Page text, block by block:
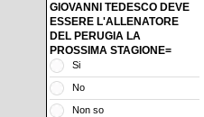
GIOVANNI TEDESCO DEVE
ESSERE L'ALLENATORE
DEL PERUGIA LA
PROSSIMA STAGIONE=
Si
No
Non so